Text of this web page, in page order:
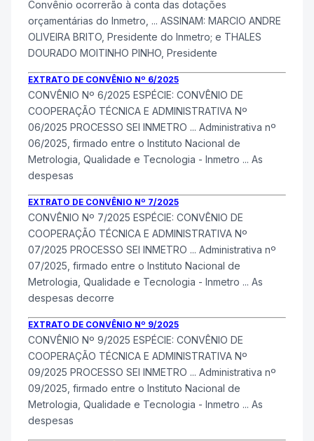
Convênio ocorrerão à conta das dotações
orçamentárias do Inmetro , ... ASSINAM: MARCIO ANDRE
OLIVEIRA BRITO, Presidente do Inmetro; e THALES
DOURADO MOITINHO PINHO, Presidente
EXTRATO DE CONVÊNIO Nº 6/2025
CONVÊNIO Nº 6/2025 ESPÉCIE: CONVÊNIO DE
COOPERAÇÃO TÉCNICA E ADMINISTRATIVA Nº
06/2025 PROCESSO SEI INMETRO ... Administrativa nº
06/2025, firmado entre o Instituto Nacional de
Metrologia, Qualidade e Tecnologia - Inmetro ... As
despesas
EXTRATO DE CONVÊNIO Nº 7/2025
CONVÊNIO Nº 7/2025 ESPÉCIE: CONVÊNIO DE
COOPERAÇÃO TÉCNICA E ADMINISTRATIVA Nº
07/2025 PROCESSO SEI INMETRO ... Administrativa nº
07/2025, firmado entre o Instituto Nacional de
Metrologia, Qualidade e Tecnologia - Inmetro ... As
despesas decorre
EXTRATO DE CONVÊNIO Nº 9/2025
CONVÊNIO Nº 9/2025 ESPÉCIE: CONVÊNIO DE
COOPERAÇÃO TÉCNICA E ADMINISTRATIVA Nº
09/2025 PROCESSO SEI INMETRO ... Administrativa nº
09/2025, firmado entre o Instituto Nacional de
Metrologia, Qualidade e Tecnologia - Inmetro ... As
despesas